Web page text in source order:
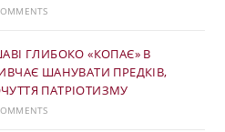
ГЛИБОКО «КОПАЄ» В
ШАНУВАТИ ПРЕДКІВ,
ПАТРІОТИЗМУ